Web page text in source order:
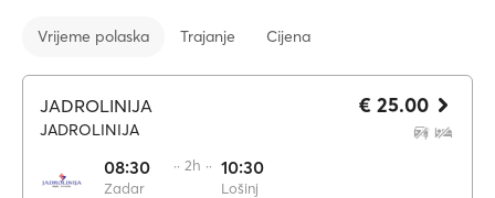
Vrijeme polaska Trajanje Cijena
JADROLINIJA
JADROLINIJA
08:30
Zadar
·· 2h ·· 10:30
Lošinj
€ 25.00